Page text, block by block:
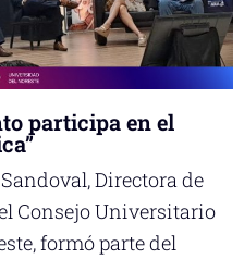
participa en el
Directora de
Consejo Universitario
formó parte del